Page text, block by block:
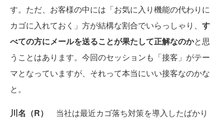
す。ただ、お客様の中には「お気に入り機能の代わりに
カゴに入れておく」方が結構な割合でいらっしゃり、 す
べての方にメールを送ることが果たして正解なのかと思
うことはあります。今回のセッションも「接客」がテー
マとなっていますが、それって本当にいい接客なのかな
と。
川名（R）
当社は最近カゴ落ち対策を導入したばかり